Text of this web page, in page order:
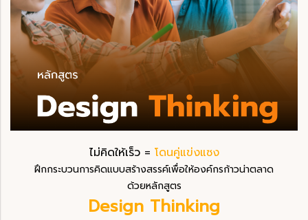
ไม่คิดให้เร็ว = โดนคู่แข่งแซง
ฝึกกระบวนการคิดแบบสร้างสรรค์เพื่อให้องค์กรก้าวน่าตลาด
ด้วยหลักสูตร
Design Thinking